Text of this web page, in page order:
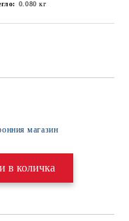
0.080 кг
магазин